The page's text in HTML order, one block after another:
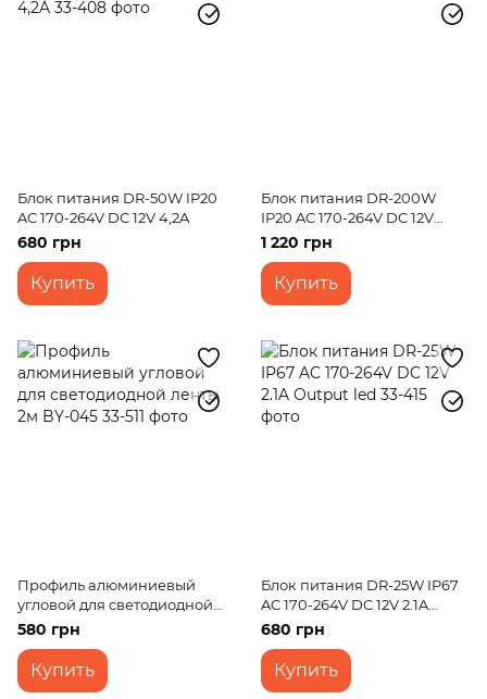
Блок питания DR-50W IP20
AC 170-264V DC 12V 4,2A
680 грн
Купить
Блок питания DR-200W
IP20 AC 170-264V DC 12V
16.7A Output led
1 220 грн
Купить
Профиль алюминиевый
угловой для светодиодной
ленты 2м BY-045
580 грн
Купить
Блок питания DR-25W IP67
AC 170-264V DC 12V 2.1A
Output led
680 грн
Купить